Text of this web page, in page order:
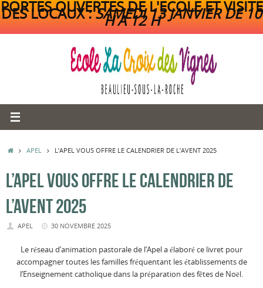
PORTES OUVERTES DE L'ECOLE ET VISITE
DES LOCAUX :SAMEDI 13 JANVIER DE 10
H A 12 H
ACCUEIL
APEL L’APEL VOUS OFFRE LE CALENDRIER DE L’AVENT 2025
L’APEL VOUS OFFRE LE CALENDRIER DE
L’AVENT 2025
APEL 30 NOVEMBRE 2025
Le réseau d’animation pastorale de l’Apel a élaboré ce livret pour
accompagner toutes les familles fréquentant les établissements de
l’Enseignement catholique dans la préparation des fêtes de Noël.